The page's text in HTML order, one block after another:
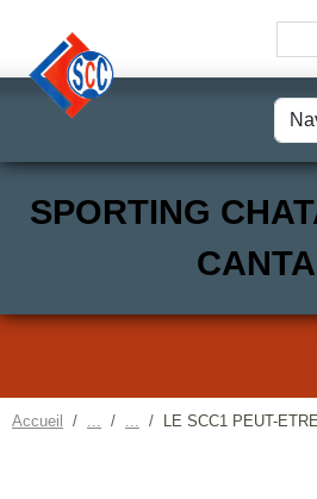
SPORTING
Accueil LE SCC1 PEUT-